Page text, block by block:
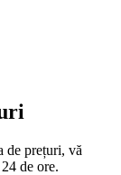
de prețuri, vă
de ore.